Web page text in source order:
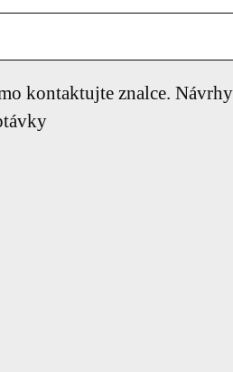
kontaktujte znalce.